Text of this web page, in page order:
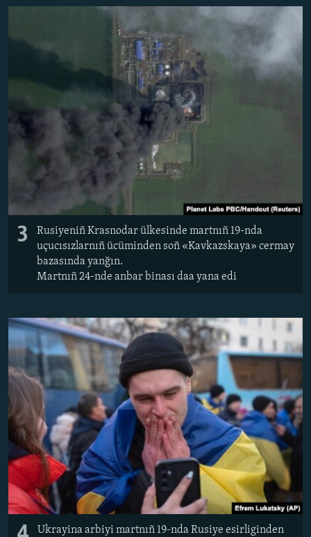
3
Rusiyeniñ Krasnodar ülkesinde martnıñ 19-nda
uçucısızlarnıñ ücüminden soñ «Kavkazskaya» cermay
bazasında yanğın.
Martnıñ 24-nde anbar binası daa yana edi
Ukrayina arbiyi martnıñ 19-nda Rusiye esirliginden